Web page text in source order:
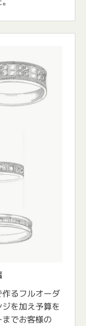
るフルオーダ
を加え予算を
でお客様の